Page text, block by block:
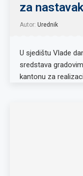
za
Autor: Urednik
U sjedištu Vlade
sredstava
kantonu za